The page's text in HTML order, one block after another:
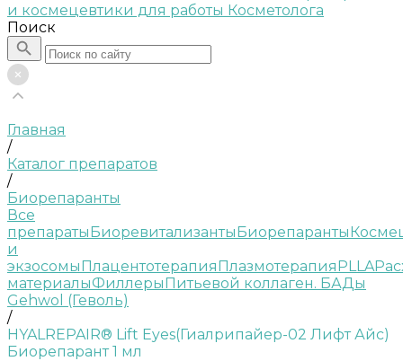
Поиск
Главная
/
Каталог препаратов
/
Биорепаранты
Все
препаратыБиоревитализантыБиорепаранты
и
экзосомыПлацентотерапияПлазмотерапияPLLA
материалыФиллерыПитьевой коллаген. БАДы
Gehwol (Геволь)
/
HYALREPAIR® Lift Eyes(Гиалрипайер-02 Лифт Айс)
Биорепарант 1 мл